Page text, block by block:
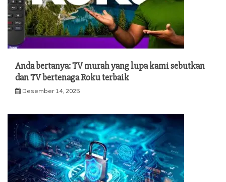
Anda bertanya: TV murah yang lupa kami sebutkan
dan TV bertenaga Roku terbaik
Desember 14, 2025